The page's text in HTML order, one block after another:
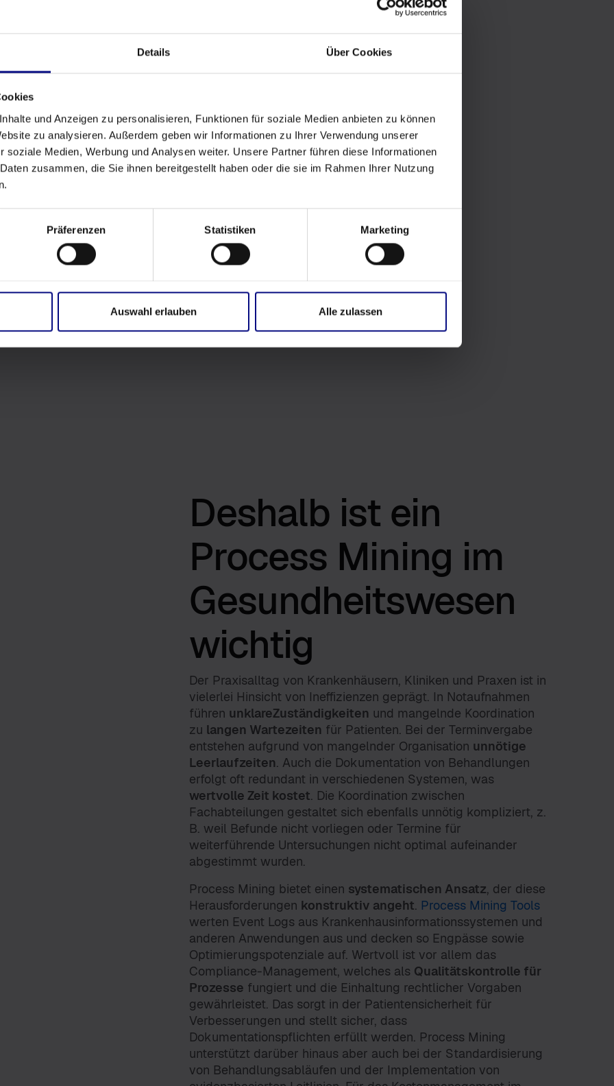
Details Über Cookies
und Anzeigen zu personalisieren, Funktionen für soziale Medien anbieten zu können
zu analysieren. Außerdem geben wir Informationen zu Ihrer Verwendung unserer
soziale Medien, Werbung und Analysen weiter. Unsere Partner führen diese Informationen
zusammen, die Sie ihnen bereitgestellt haben oder die sie im Rahmen Ihrer Nutzung
Präferenzen Statistiken Marketing
Auswahl erlauben Alle zulassen
an Use Cases
Mining
sowie
Bankeneine
Mining
Transparenz
Wartezeiten
und
Analyse
und hilft,
Process
und die
Deshalb ist ein
Process Mining im
Gesundheitswesen
wichtig
Der Praxisalltag von Krankenhäusern, Kliniken und Praxen ist in
vielerlei Hinsicht von Ineffizienzen geprägt. In Notaufnahmen
führen unklareZuständigkeiten und mangelnde Koordination
zu langen Wartezeiten für Patienten. Bei der Terminvergabe
entstehen aufgrund von mangelnder Organisation unnötige
Leerlaufzeiten. Auch die Dokumentation von Behandlungen
erfolgt oft redundant in verschiedenen Systemen, was
wertvolle Zeit kostet. Die Koordination zwischen
Fachabteilungen gestaltet sich ebenfalls unnötig kompliziert, z.
B. weil Befunde nicht vorliegen oder Termine für
weiterführende Untersuchungen nicht optimal aufeinander
abgestimmt wurden.
Process Mining bietet einen systematischen Ansatz, der diese
Herausforderungen konstruktiv angeht. Process Mining Tools
werten Event Logs aus Krankenhausinformationssystemen und
anderen Anwendungen aus und decken so Engpässe sowie
Optimierungspotenziale auf. Wertvoll ist vor allem das
Compliance-Management, welches als Qualitätskontrolle für
Prozesse fungiert und die Einhaltung rechtlicher Vorgaben
gewährleistet. Das sorgt in der Patientensicherheit für
Verbesserungen und stellt sicher, dass
Dokumentationspflichten erfüllt werden. Process Mining
unterstützt darüber hinaus aber auch bei der Standardisierung
von Behandlungsabläufen und der Implementation von